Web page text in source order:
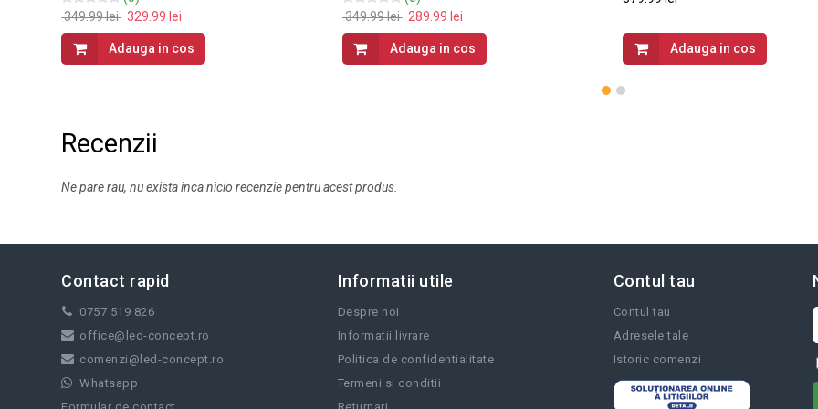
349.99 lei 329.99 lei
Adauga in cos
349.99 lei 289.99 lei
Adauga in cos Adauga in cos
Recenzii
Ne pare rau, nu exista inca nicio recenzie pentru acest produs.
Contact rapid
0757 519 826
office@led-concept.ro
comenzi@led-concept.ro
Whatsapp
Informatii utile
Despre noi
Informatii livrare
Politica de confidentialitate
Termeni si conditii
Contul tau
Contul tau
Adresele tale
Istoric comenzi